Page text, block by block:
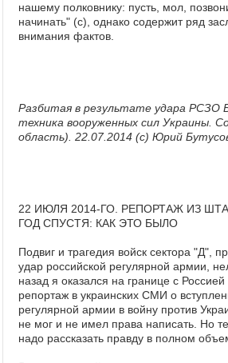
нашему полковнику: пусть, мол,
начинать" (с), однако содержит ряд
внимания фактов.
Разбитая в результате удара РСЗО
техника вооруженных сил Украины.
область). 22.07.2014 (с) Юрий
22 ИЮЛЯ 2014-ГО. РЕПОРТАЖ ИЗ
ГОД СПУСТЯ: КАК ЭТО БЫЛО
Подвиг и трагедия войск сектора "Д",
удар российской регулярной армии,
назад я оказался на границе с
репортаж в украинских СМИ о
регулярной армии в войну против
не мог и не имел права написать. Но
надо рассказать правду в полном